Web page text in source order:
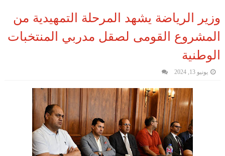
وزير الرياضة يشهد المرحلة التمهيدية من
المشروع القومى لصقل مدربي المنتخبات
الوطنية
يونيو 13, 2024